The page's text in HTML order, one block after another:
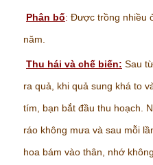
Phân bố: Được trồng nhiều
năm.
Thu hái và chế biến: Sau
ra quả, khi quả sung khá to
tím, bạn bắt đầu thu hoạch.
ráo không mưa và sau mỗi
hoa bám vào thân, nhớ